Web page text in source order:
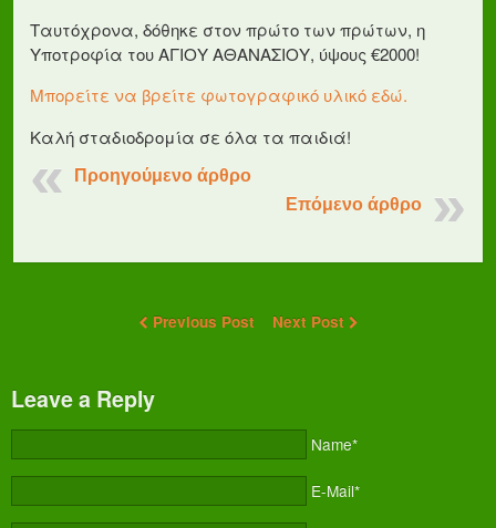
Ταυτόχρονα, δόθηκε στον πρώτο των πρώτων, η
Υποτροφία του ΑΓΙΟΥ ΑΘΑΝΑΣΙΟΥ, ύψους €2000!
Μπορείτε να βρείτε φωτογραφικό υλικό εδώ.
Καλή σταδιοδρομία σε όλα τα παιδιά!
Προηγούμενο άρθρο
Επόμενο άρθρο
Previous Post Next Post
Leave a Reply
Name*
E-Mail*